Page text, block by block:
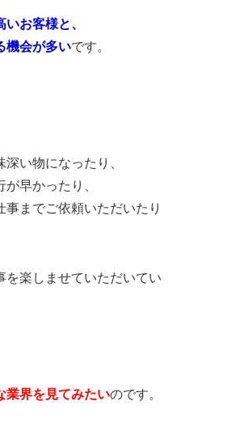
お客様と、
機会が多いです。
深い物になったり、
が早かったり、
事までご依頼いただいたり
を楽しませていただいてい
業界を見てみたいのです。